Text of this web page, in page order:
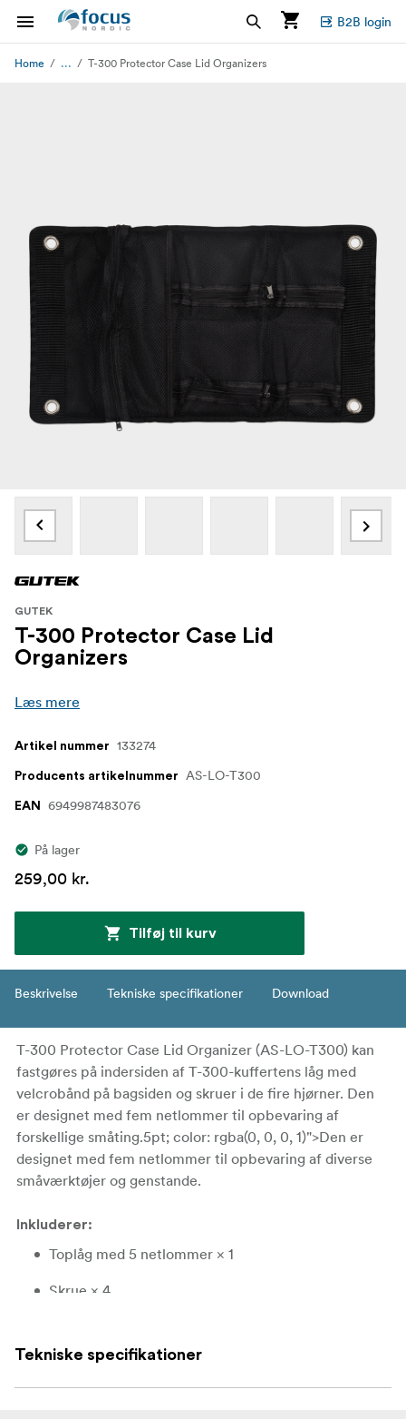
B2B login
Home ... T-300 Protector Case Lid Organizers
GUTEK
T-300 Protector Case Lid
Organizers
Læs mere
Artikel nummer 133274
Producents artikelnummer AS-LO-T300
EAN 6949987483076
På lager
259,00 kr.
Tilføj til kurv
Beskrivelse Tekniske specifikationer Download
T-300 Protector Case Lid Organizer (AS-LO-T300) kan
fastgøres på indersiden af T-300-kuffertens låg med
velcrobånd på bagsiden og skruer i de fire hjørner. Den
er designet med fem netlommer til opbevaring af
forskellige småting.5pt; color: rgba(0, 0, 0, 1)">Den er
designet med fem netlommer til opbevaring af diverse
småværktøjer og genstande.
Inkluderer:
Toplåg med 5 netlommer × 1
Skrue × 4
.
Tekniske specifikationer